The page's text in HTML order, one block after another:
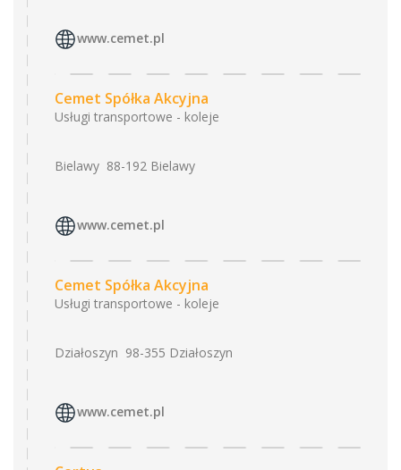
www.cemet.pl
Cemet Spółka Akcyjna
Usługi transportowe - koleje
Bielawy 88-192 Bielawy
www.cemet.pl
Cemet Spółka Akcyjna
Usługi transportowe - koleje
Działoszyn 98-355 Działoszyn
www.cemet.pl